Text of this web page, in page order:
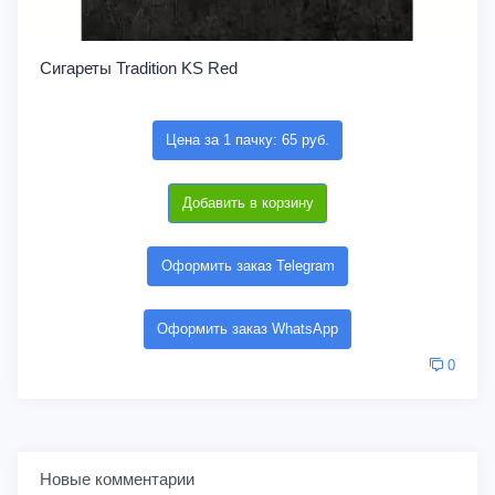
Сигареты Tradition KS Red
Цена за 1 пачку: 65 руб.
Добавить в корзину
Оформить заказ Telegram
Оформить заказ WhatsApp
0
Новые комментарии